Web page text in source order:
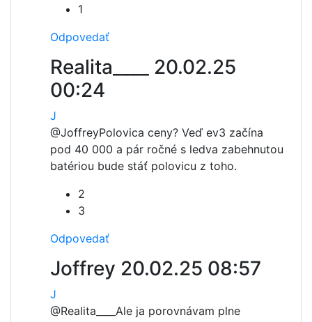
1
Odpovedať
Realita____ 20.02.25
00:24
J
@JoffreyPolovica ceny? Veď ev3 začína
pod 40 000 a pár ročné s ledva zabehnutou
batériou bude stáť polovicu z toho.
2
3
Odpovedať
Joffrey 20.02.25 08:57
J
@Realita____ Ale ja porovnávam plne